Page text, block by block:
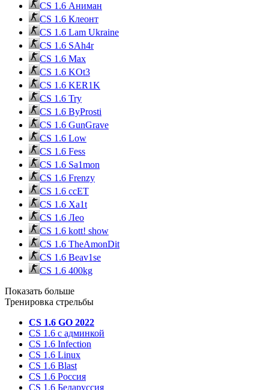
CS 1.6 Аниман
CS 1.6 Клеонт
CS 1.6 Lam Ukraine
CS 1.6 SAh4r
CS 1.6 Max
CS 1.6 KOt3
CS 1.6 KER1K
CS 1.6 Try
CS 1.6 ByProsti
CS 1.6 GunGrave
CS 1.6 Low
CS 1.6 Fess
CS 1.6 Sa1mon
CS 1.6 Frenzy
CS 1.6 ccET
CS 1.6 Xa1t
CS 1.6 Лео
CS 1.6 kott! show
CS 1.6 TheAmonDit
CS 1.6 Beav1se
CS 1.6 400kg
Показать больше
Тренировка стрельбы
CS 1.6 GO 2022
CS 1.6 с админкой
CS 1.6 Infection
CS 1.6 Linux
CS 1.6 Blast
CS 1.6 Россия
CS 1.6 Беларуссия